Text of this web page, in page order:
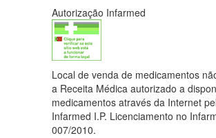
Autorização Infarmed
Local de venda de medicamentos
a Receita Médica autorizado a
medicamentos através da Internet
Infarmed I.P. Licenciamento no
007/2010.